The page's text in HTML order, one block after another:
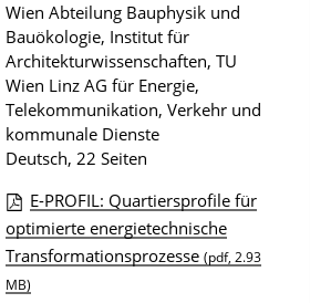
Wien Abteilung Bauphysik und
Bauökologie, Institut für
Architekturwissenschaften, TU
Wien Linz AG für Energie,
Telekommunikation, Verkehr und
kommunale Dienste
Deutsch, 22 Seiten
D
o
w
E-PROFIL: Quartiersprofile für
optimierte energietechnische
Transformationsprozesse (pdf, 2.93
MB)